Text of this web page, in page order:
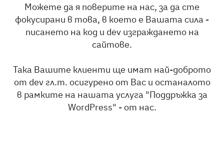
Можете да я поверите на нас, за да сте
фокусирани в това, в което е Вашата сила -
писането на код и dev изграждането на
сайтове.
Така Вашите клиенти ще имат най-доброто
от dev гл.т. осигурено от Вас и останалото
в рамките на нашата услуга "Поддръжка за
WordPress" - от нас.